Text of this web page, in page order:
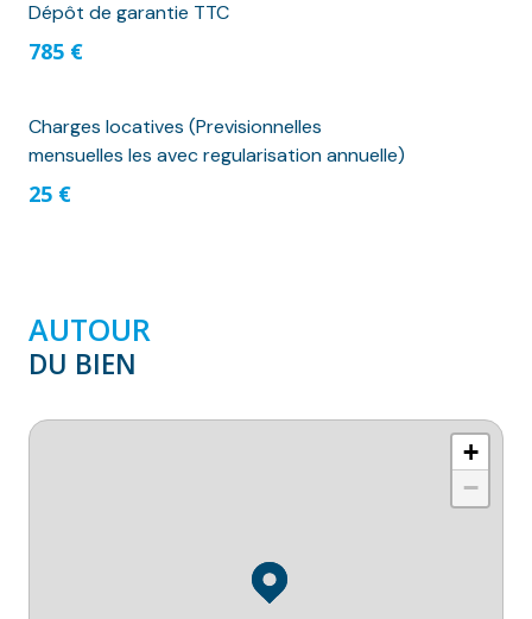
Dépôt de garantie TTC
785 €
Charges locatives (Previsionnelles
mensuelles les avec regularisation annuelle)
25 €
AUTOUR
DU BIEN
+
−